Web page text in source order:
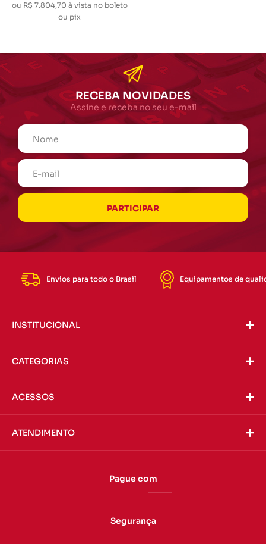
ou R$ 7.804,70 à vista no boleto
ou pix
RECEBA NOVIDADES
Assine e receba no seu e-mail
Envios para todo o Brasil Equipamentos de
INSTITUCIONAL
CATEGORIAS
ACESSOS
ATENDIMENTO
Pague com
Segurança